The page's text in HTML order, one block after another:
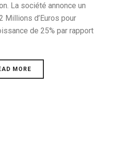
La société annonce un
Millions d’Euros pour
de 25% par rapport
MORE